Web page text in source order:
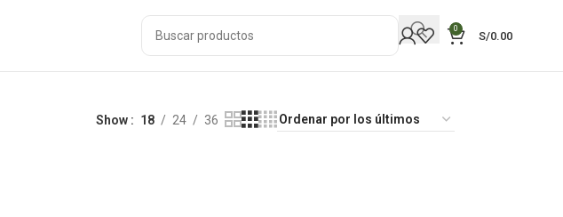
0
S/0.00
Show 18 24 36